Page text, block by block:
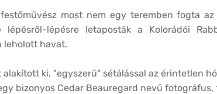
festőművész most nem egy teremben fogta
lépésről-lépésre letaposták a Kolorádói
leholott havat.
ki, "egyszerű" sétálással az érintetlen
bizonyos Cedar Beauregard nevű fotográfus,